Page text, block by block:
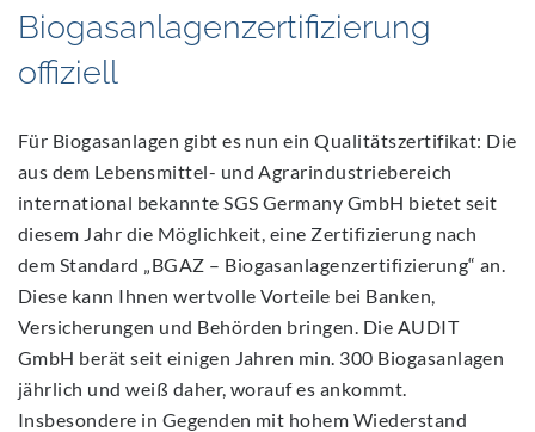
Biogasanlagenzertifizierung
offiziell
Für Biogasanlagen gibt es nun ein Qualitätszertifikat: Die
aus dem Lebensmittel- und Agrarindustriebereich
international bekannte SGS Germany GmbH bietet seit
diesem Jahr die Möglichkeit, eine Zertifizierung nach
dem Standard „BGAZ – Biogasanlagenzertifizierung“ an.
Diese kann Ihnen wertvolle Vorteile bei Banken,
Versicherungen und Behörden bringen. Die AUDIT
GmbH berät seit einigen Jahren min. 300 Biogasanlagen
jährlich und weiß daher, worauf es ankommt.
Insbesondere in Gegenden mit hohem Wiederstand